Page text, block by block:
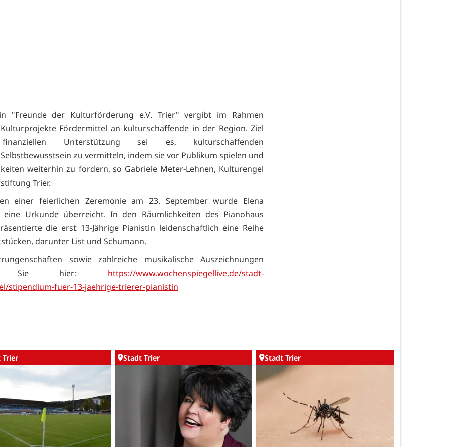
"Freunde der Kulturförderung e.V. Trier" vergibt im Rahmen
Fördermittel an kulturschaffende in der Region. Ziel
Unterstützung sei es, kulturschaffenden
zu vermitteln, indem sie vor Publikum spielen und
weiterhin zu fordern, so Gabriele Meter-Lehnen, Kulturengel
Trier.
einer feierlichen Zeremonie am 23. September wurde Elena
eine Urkunde überreicht. In den Räumlichkeiten des Pianohaus
die erst 13-Jährige Pianistin leidenschaftlich eine Reihe
darunter List und Schumann.
sowie zahlreiche musikalische Auszeichnungen
Sie hier: https://www.wochenspiegellive.de/stadt-
stipendium-fuer-13-jaehrige-trierer-pianistin
Trier Stadt Trier Stadt Trier